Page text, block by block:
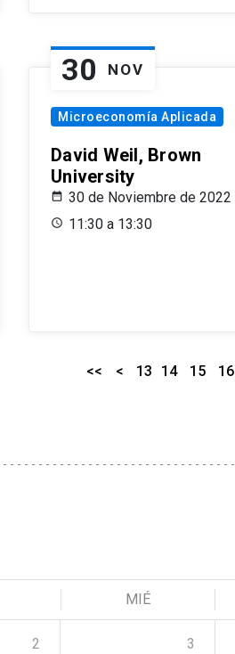
30 NOV
Microeconomía Aplicada
David Weil, Brown
University
30 de Noviembre de 2022
11:30 a 13:30
<< < 13 14 15 16
MIÉ
2 3